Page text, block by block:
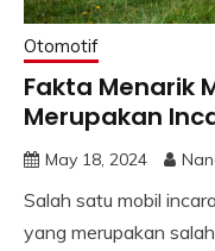
Otomotif
Fakta Menarik
Merupakan
May 18, 2024
Salah satu mobil
yang merupakan